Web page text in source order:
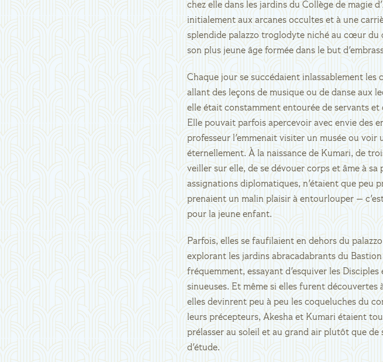
chez elle dans les jardins du Collège de magie
initialement aux arcanes occultes et à une
splendide palazzo troglodyte niché au cœur
son plus jeune âge formée dans le but
Chaque jour se succédaient inlassablement
allant des leçons de musique ou de danse aux
elle était constamment entourée de servants
Elle pouvait parfois apercevoir avec envie des
professeur l'emmenait visiter un musée ou voir
éternellement. À la naissance de Kumari, de
veiller sur elle, de se dévouer corps et âme à
assignations diplomatiques, n'étaient que peu
prenaient un malin plaisir à entourlouper —
pour la jeune enfant.
Parfois, elles se faufilaient en dehors du
explorant les jardins abracadabrants du
fréquemment, essayant d'esquiver les
sinueuses. Et même si elles furent découvertes
elles devinrent peu à peu les coqueluches du
leurs précepteurs, Akesha et Kumari étaient
prélasser au soleil et au grand air plutôt que de
d'étude.